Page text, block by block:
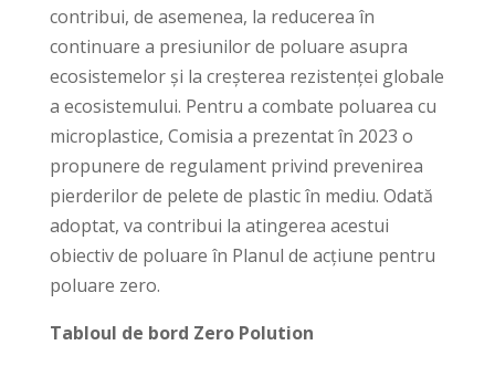
contribui, de asemenea, la reducerea în
continuare a presiunilor de poluare asupra
ecosistemelor și la creșterea rezistenței globale
a ecosistemului. Pentru a combate poluarea cu
microplastice, Comisia a prezentat în 2023 o
propunere de regulament privind prevenirea
pierderilor de pelete de plastic în mediu. Odată
adoptat, va contribui la atingerea acestui
obiectiv de poluare în Planul de acțiune pentru
poluare zero.
Tabloul de bord Zero Polution